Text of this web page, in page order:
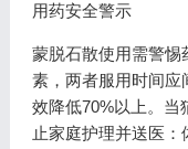
用药安全警示
蒙脱石散使用需警惕
素，两者服用时间应
效降低70%以上。当
止家庭护理并送医